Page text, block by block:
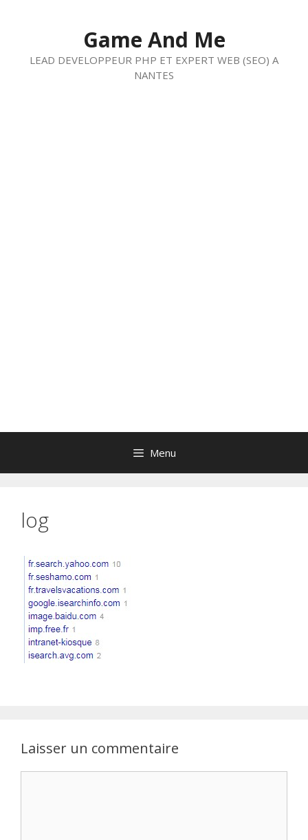
Game And Me
LEAD DEVELOPPEUR PHP ET EXPERT WEB (SEO) A
NANTES
Menu
log
Laisser un commentaire